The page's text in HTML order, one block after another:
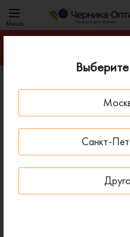
Санкт-
Меню
Гарантируем лучшую
Главная
Линзы для
Мультифокальные линзы
Мультифокальные линзы